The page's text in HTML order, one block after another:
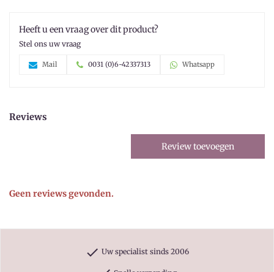
Heeft u een vraag over dit product?
Stel ons uw vraag
Mail 0031 (0)6-42337313 Whatsapp
Reviews
Review toevoegen
Geen reviews gevonden.
check Uw specialist sinds 2006